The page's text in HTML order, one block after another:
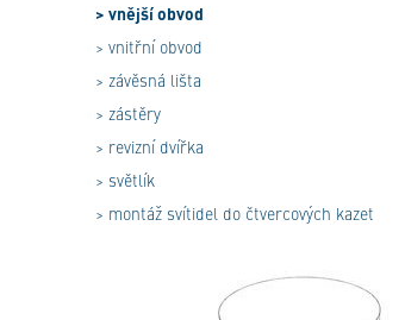
> vnější obvod
> vnitřní obvod
> závěsná lišta
> zástěry
> revizní dvířka
> světlík
> montáž svítidel do čtvercových kazet